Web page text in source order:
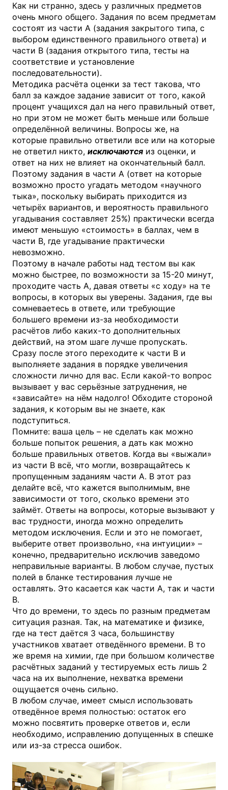
Как ни странно, здесь у различных предметов
очень много общего. Задания по всем предметам
состоят из части А (задания закрытого типа, с
выбором единственного правильного ответа) и
части В (задания открытого типа, тесты на
соответствие и установление
последовательности).
Методика расчёта оценки за тест такова, что
балл за каждое задание зависит от того, какой
процент учащихся дал на него правильный ответ,
но при этом не может быть меньше или больше
определённой величины. Вопросы же, на
которые правильно ответили все или на которые
не ответил никто, исключаются из оценки, и
ответ на них не влияет на окончательный балл.
Поэтому задания в части А (ответ на которые
возможно просто угадать методом «научного
тыка», поскольку выбирать приходится из
четырёх вариантов, и вероятность правильного
угадывания составляет 25%) практически всегда
имеют меньшую «стоимость» в баллах, чем в
части В, где угадывание практически
невозможно.
Поэтому в начале работы над тестом вы как
можно быстрее, по возможности за 15-20 минут,
проходите часть А, давая ответы «с ходу» на те
вопросы, в которых вы уверены. Задания, где вы
сомневаетесь в ответе, или требующие
большего времени из-за необходимости
расчётов либо каких-то дополнительных
действий, на этом шаге лучше пропускать.
Сразу после этого переходите к части В и
выполняете задания в порядке увеличения
сложности лично для вас. Если какой-то вопрос
вызывает у вас серьёзные затруднения, не
«зависайте» на нём надолго! Обходите стороной
задания, к которым вы не знаете, как
подступиться.
Помните: ваша цель – не сделать как можно
больше попыток решения, а дать как можно
больше правильных ответов. Когда вы «выжали»
из части В всё, что могли, возвращайтесь к
пропущенным заданиям части А. В этот раз
делайте всё, что кажется выполнимым, вне
зависимости от того, сколько времени это
займёт. Ответы на вопросы, которые вызывают у
вас трудности, иногда можно определить
методом исключения. Если и это не помогает,
выберите ответ произвольно, «на интуиции» –
конечно, предварительно исключив заведомо
неправильные варианты. В любом случае, пустых
полей в бланке тестирования лучше не
оставлять. Это касается как части А, так и части
В.
Что до времени, то здесь по разным предметам
ситуация разная. Так, на математике и физике,
где на тест даётся 3 часа, большинству
участников хватает отведённого времени. В то
же время на химии, где при большом количестве
расчётных заданий у тестируемых есть лишь 2
часа на их выполнение, нехватка времени
ощущается очень сильно.
В любом случае, имеет смысл использовать
отведённое время полностью: остаток его
можно посвятить проверке ответов и, если
необходимо, исправлению допущенных в спешке
или из-за стресса ошибок.